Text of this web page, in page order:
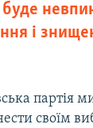
буде
і
партія
своїм